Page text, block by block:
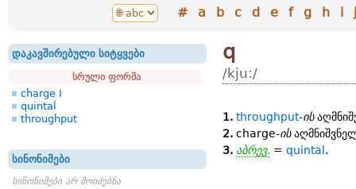
# a b c d e f g h i j
დაკავშირებული სიტყვები
სრული ფორმა
charge I
quintal
throughput
სინონიმები
სინონიმები არ მოიძებნა
q
/kju:/
1. throughput-ის
2. charge-ის
3. აბრევ. = quintal .